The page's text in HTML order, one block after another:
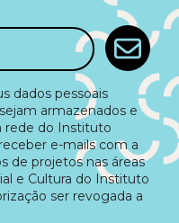
dados pessoais
armazenados e
rede do Instituto
e-mails com a
de projetos nas áreas
e Cultura do Instituto
ser revogada a